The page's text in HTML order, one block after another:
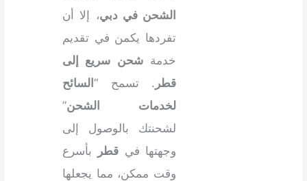
الشحن في دبي، إلا أن
تفردها يكمن في تقديم
خدمةشحن سريع إلى
قطر . تسمح “السائح
لخدمات الشحن”
لشحنتك بالوصول إلى
وجهتها في قطر
بأسرع
وقت ممكن، مما يجعلها